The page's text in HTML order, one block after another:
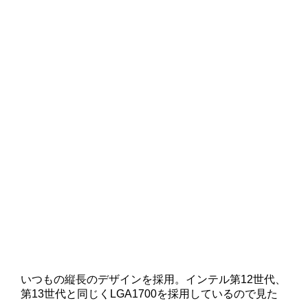
いつもの縦長のデザインを採用。インテル第12世代、
第13世代と同じくLGA1700を採用しているので見た